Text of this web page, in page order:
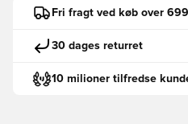
Fri fragt ved køb over
30 dages returret
10 milioner tilfredse